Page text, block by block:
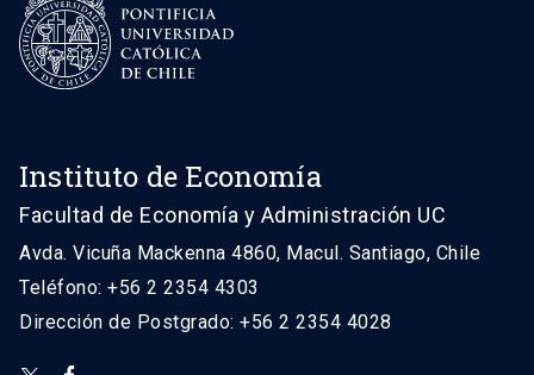
Instituto de Economía
Facultad de Economía y Administración UC
Avda. Vicuña Mackenna 4860, Macul. Santiago, Chile
Teléfono: +56 2 2354 4303
Dirección de Postgrado: +56 2 2354 4028